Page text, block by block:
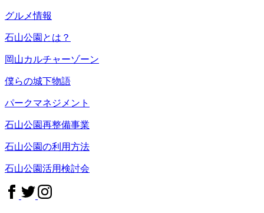
グルメ情報
石山公園とは？
岡山カルチャーゾーン
僕らの城下物語
パークマネジメント
石山公園再整備事業
石山公園の利用方法
石山公園活用検討会